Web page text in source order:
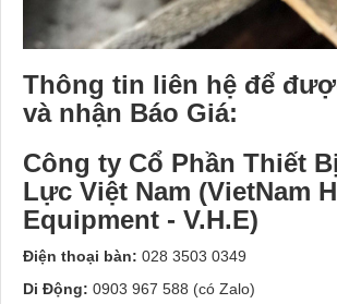
Thông tin liên hệ để
và nhận Báo Giá:
Công ty Cổ Phần Thiết
Lực Việt Nam (VietNam
Equipment - V.H.E)
Điện thoại bàn: 028 3503 0349
Di Động: 0903 967 588 (có Zalo)